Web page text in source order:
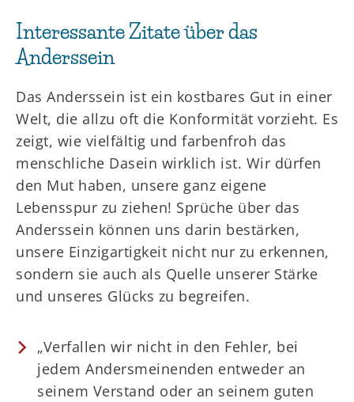
Interessante Zitate über das
Anderssein
Das Anderssein ist ein kostbares Gut in einer
Welt, die allzu oft die Konformität vorzieht. Es
zeigt, wie vielfältig und farbenfroh das
menschliche Dasein wirklich ist. Wir dürfen
den Mut haben, unsere ganz eigene
Lebensspur zu ziehen! Sprüche über das
Anderssein können uns darin bestärken,
unsere Einzigartigkeit nicht nur zu erkennen,
sondern sie auch als Quelle unserer Stärke
und unseres Glücks zu begreifen.
„Verfallen wir nicht in den Fehler, bei
jedem Andersmeinenden entweder an
seinem Verstand oder an seinem guten